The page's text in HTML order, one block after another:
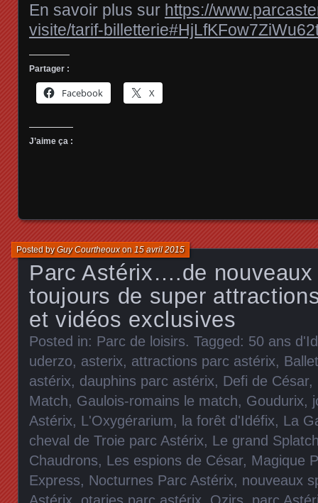
En savoir plus sur https://
visite/tarif-
Partager :
Facebook X
J’aime ça :
Parc Astérix….de
toujours de super
et vidéos exclusives
Posted byGuy Courtheouxon15 avril 2015
Posted in: Parc de loisirs. Tagged: 50 ans
uderzo, asterix, attractions parc astérix,
astérix, dauphins parc astérix, Defi de César,
Match, Gaulois-romains le match, Goudurix,
Astérix, L'Oxygérarium, la forêt d'Idéfix, La
cheval de Troie parc Astérix, Le grand
Chaudrons, Les espions de César, Magique
Express, Nocturnes Parc Astérix, nouveaux